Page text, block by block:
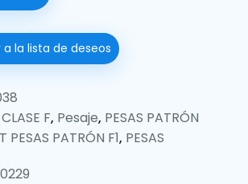
a la lista de deseos
CLASE F, Pesaje, PESAS PATRÓN
PESAS PATRÓN F1, PESAS